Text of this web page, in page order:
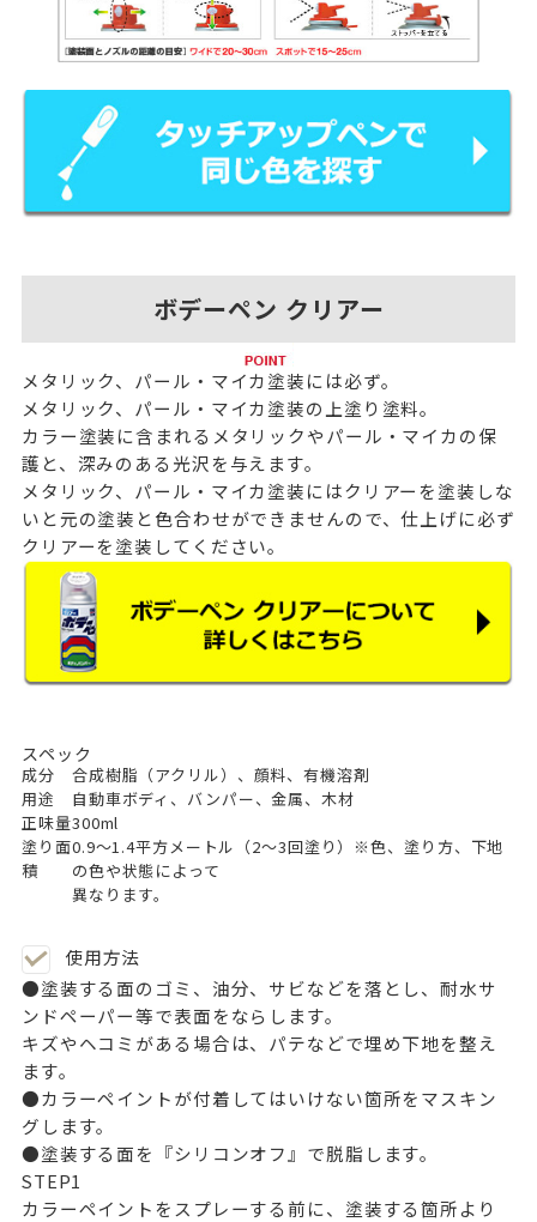
ボデーペン クリアー
メタリック、パール・マイカ塗装には必ず。
メタリック、パール・マイカ塗装の上塗り塗料。
カラー塗装に含まれるメタリックやパール・マイカの保
護と、深みのある光沢を与えます。
メタリック、パール・マイカ塗装にはクリアーを塗装しな
いと元の塗装と色合わせができませんので、仕上げに必ず
クリアーを塗装してください。
スペック
成分
合成樹脂（アクリル）、顔料、有機溶剤
用途
自動車ボディ、バンパー、金属、木材
正味量300ml
塗り面
積
0.9～1.4平方メートル（2～3回塗り）※色、塗り方、下地
の色や状態によって
異なります。
使用方法
●塗装する面のゴミ、油分、サビなどを落とし、耐水サ
ンドペーパー等で表面をならします。
キズやヘコミがある場合は、パテなどで埋め下地を整え
ます。
●カラーペイントが付着してはいけない箇所をマスキン
グします。
●塗装する面を『シリコンオフ』で脱脂します。
STEP1
カラーペイントをスプレーする前に、塗装する箇所より